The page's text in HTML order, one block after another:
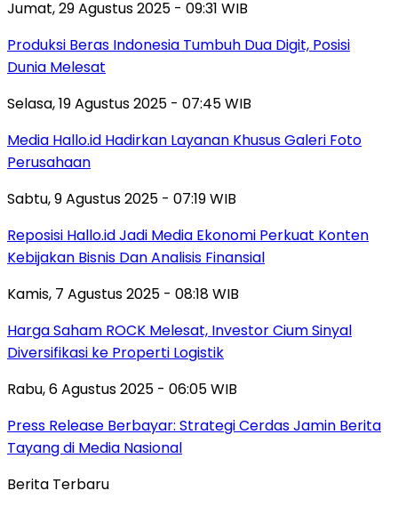
Jumat, 29 Agustus 2025 - 09:31 WIB
Produksi Beras Indonesia Tumbuh Dua Digit, Posisi
Dunia Melesat
Selasa, 19 Agustus 2025 - 07:45 WIB
Media Hallo.id Hadirkan Layanan Khusus Galeri Foto
Perusahaan
Sabtu, 9 Agustus 2025 - 07:19 WIB
Reposisi Hallo.id Jadi Media Ekonomi Perkuat Konten
Kebijakan Bisnis Dan Analisis Finansial
Kamis, 7 Agustus 2025 - 08:18 WIB
Harga Saham ROCK Melesat, Investor Cium Sinyal
Diversifikasi ke Properti Logistik
Rabu, 6 Agustus 2025 - 06:05 WIB
Press Release Berbayar: Strategi Cerdas Jamin Berita
Tayang di Media Nasional
Berita Terbaru